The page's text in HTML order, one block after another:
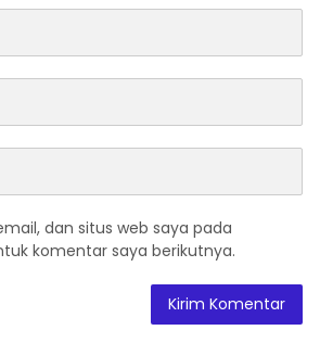
dan situs web saya pada
komentar saya berikutnya.